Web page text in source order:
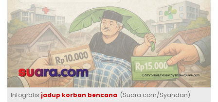
Infografis jadup korban bencana. (Suara.com/Syahdan)